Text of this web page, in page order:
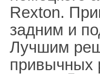
Rexton.
задним и
Лучшим
привычных